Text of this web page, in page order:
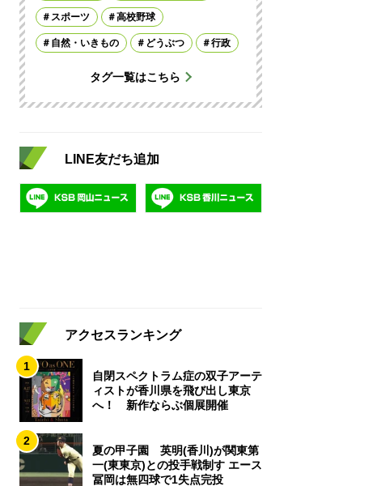
スポーツ 高校野球
自然・いきもの どうぶつ 行政
タグ一覧はこちら
LINE友だち追加
アクセスランキング
1
自閉スペクトラム症の双子アーテ
ィストが香川県を飛び出し東京
へ！ 新作ならぶ個展開催
2
夏の甲子園 英明(香川)が関東第
一(東東京)との投手戦制す エース
冨岡は無四球で1失点完投